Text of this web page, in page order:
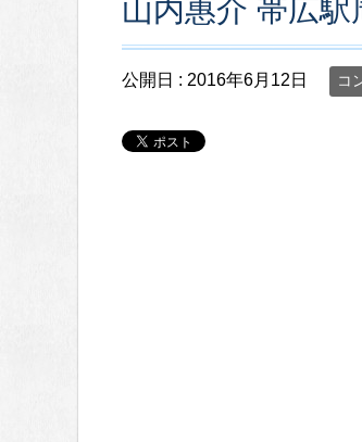
山内惠介 帯広
公開日 : 2016年6月12日 コ